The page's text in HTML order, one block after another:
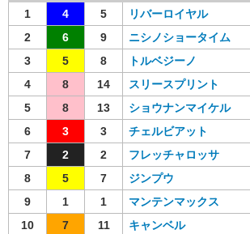
1 4 5 リバーロイヤル
2
6 9 ニシノショータイム
3
5 8 トルベジーノ
4
8 14 スリースプリント
5
8 13 ショウナンマイケル
6
3 3 チェルビアット
7
2 2 フレッチャロッサ
8
5 7 ジンプウ
9
1 1 マンテンマックス
10
7 11 キャンベル